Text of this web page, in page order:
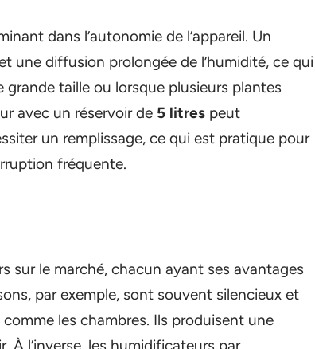
dans l’autonomie de l’appareil. Un
une diffusion prolongée de l’humidité, ce qui
taille ou lorsque plusieurs plantes
avec un réservoir de 5 litres peut
un remplissage, ce qui est pratique pour
fréquente.
sur le marché, chacun ayant ses avantages
par exemple, sont souvent silencieux et
les chambres. Ils produisent une